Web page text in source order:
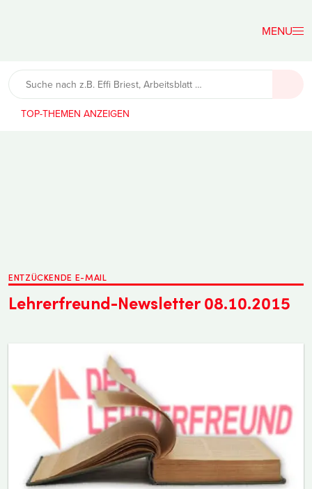
Lehrerfreund
TOP-THEMEN
ENTZÜCKENDE E-MAIL
Lehrerfreund-Newsletter 08.10.2015